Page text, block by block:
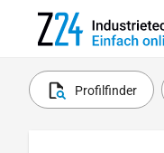
Profilfinder